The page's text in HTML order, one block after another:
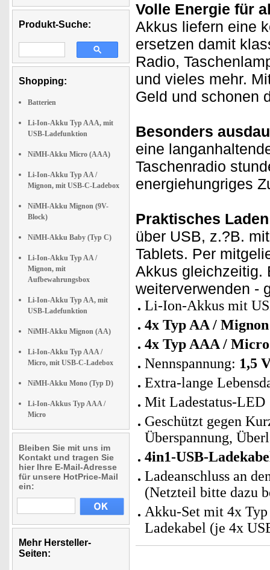
Produkt-Suche:
Shopping:
Batterien
Li-Ion-Akku Typ AAA, mit
USB-Ladefunktion
NiMH-Akku Micro (AAA)
Li-Ion-Akku Typ AA /
Mignon, mit USB-C-Ladebox
NiMH-Akku Mignon (9V-
Block)
NiMH-Akku Baby (Typ C)
Li-Ion-Akku Typ AA /
Mignon, mit
Aufbewahrungsbox
Li-Ion-Akku Typ AA, mit
USB-Ladefunktion
NiMH-Akku Mignon (AA)
Li-Ion-Akku Typ AAA /
Micro, mit USB-C-Ladebox
NiMH-Akku Mono (Typ D)
Li-Ion-Akkus Typ AAA /
Micro
Bleiben Sie mit uns im
Kontakt und tragen Sie
hier Ihre E-Mail-Adresse
für unsere HotPrice-Mail
ein:
Mehr Hersteller-
Seiten:
Volle Energie für
Akkus liefern eine
ersetzen damit
Radio,
und vieles mehr.
Geld und schonen
Besonders
eine
Taschenradio
energiehungriges
Praktisches
über USB, z.?B.
Tablets. Per
Akkus gleichzeitig.
weiterverwenden -
Li-Ion-Akkus mit
4x Typ AA /
4x Typ AAA /
Nennspannung: 1,5
Extra-lange
Mit Ladestatus-LED
Geschützt gegen
Überspannung,
4in1-USB-
Ladeanschluss an
(Netzteil bitte dazu
Akku-Set mit 4x
Ladekabel (je 4x